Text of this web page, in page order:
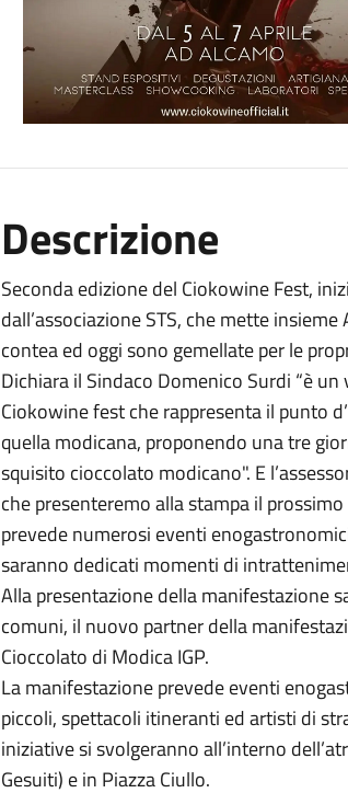
Descrizione
Seconda edizione del Ciokowine Fest,
dall’associazione STS, che mette
contea ed oggi sono gemellate per le
Dichiara il Sindaco Domenico Surdi “è
Ciokowine fest che rappresenta il punto
quella modicana, proponendo una tre
squisito cioccolato modicano". E
che presenteremo alla stampa il
prevede numerosi eventi
saranno dedicati momenti di
Alla presentazione della manifestazione
comuni, il nuovo partner della
Cioccolato di Modica IGP.
La manifestazione prevede eventi
piccoli, spettacoli itineranti ed artisti di
iniziative si svolgeranno all’interno
Gesuiti) e in Piazza Ciullo.